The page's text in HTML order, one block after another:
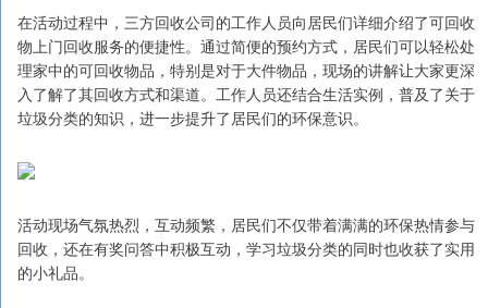
在活动过程中，三方回收公司的工作人员向居民们详细介绍了可回收
物上门回收服务的便捷性。通过简便的预约方式，居民们可以轻松处
理家中的可回收物品，特别是对于大件物品，现场的讲解让大家更深
入了解了其回收方式和渠道。工作人员还结合生活实例，普及了关于
垃圾分类的知识，进一步提升了居民们的环保意识。
活动现场气氛热烈，互动频繁，居民们不仅带着满满的环保热情参与
回收，还在有奖问答中积极互动，学习垃圾分类的同时也收获了实用
的小礼品。